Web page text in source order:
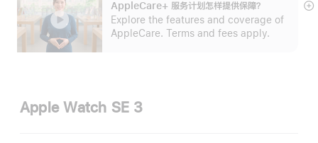
AppleCare+ 服务计划怎样提供保⁠障？
Explore the features and coverage of
AppleCare. Terms and fees apply.
展
Apple Watch SE 3